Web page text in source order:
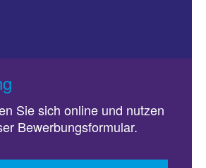
Sie sich online und nutzen
Bewerbungsformular.